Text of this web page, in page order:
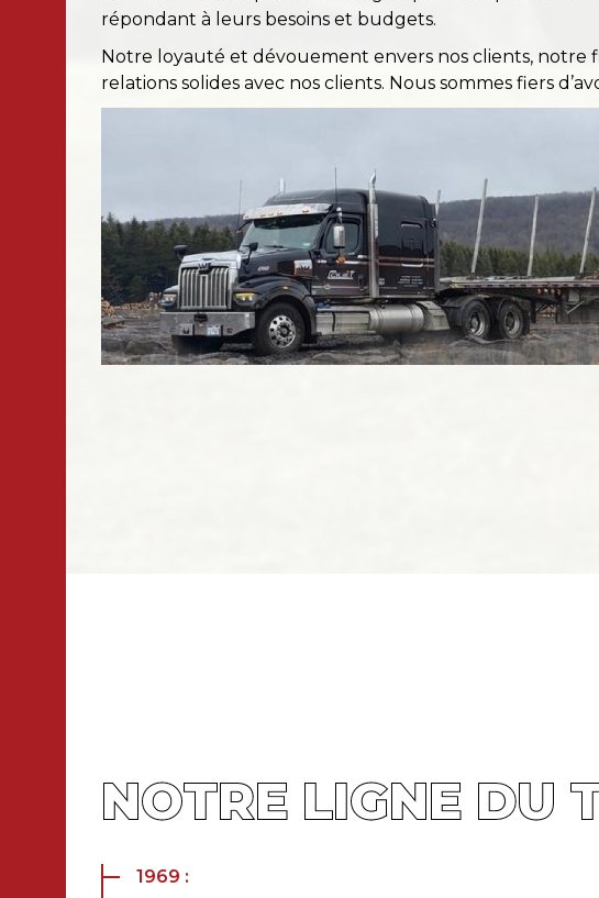
répondant à leurs besoins et budgets.
Notre loyauté et dévouement envers nos clients, notre
relations solides avec nos clients. Nous sommes fiers
NOTRE LIGNE DU
1969 :